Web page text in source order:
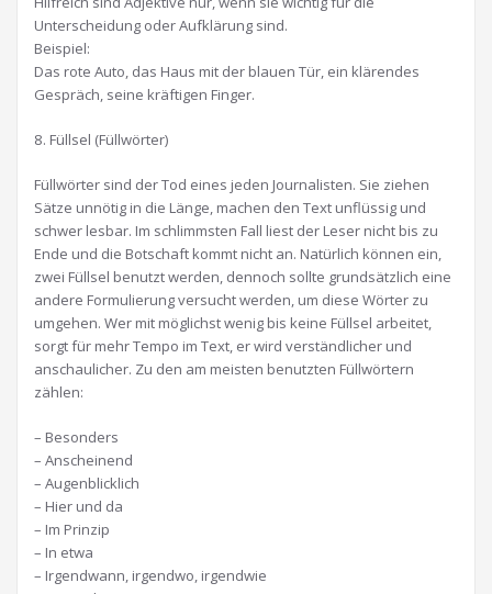
Unterscheidung oder Aufklärung sind.
Beispiel:
Das rote Auto, das Haus mit der blauen Tür, ein klärendes
Gespräch, seine kräftigen Finger.
8. Füllsel (Füllwörter)
Füllwörter sind der Tod eines jeden Journalisten. Sie ziehen
Sätze unnötig in die Länge, machen den Text unflüssig und
schwer lesbar. Im schlimmsten Fall liest der Leser nicht bis zu
Ende und die Botschaft kommt nicht an. Natürlich können ein,
zwei Füllsel benutzt werden, dennoch sollte grundsätzlich eine
andere Formulierung versucht werden, um diese Wörter zu
umgehen. Wer mit möglichst wenig bis keine Füllsel arbeitet,
sorgt für mehr Tempo im Text, er wird verständlicher und
anschaulicher. Zu den am meisten benutzten Füllwörtern
zählen:
– Besonders
– Anscheinend
– Augenblicklich
– Hier und da
– Im Prinzip
– In etwa
– Irgendwann, irgendwo, irgendwie